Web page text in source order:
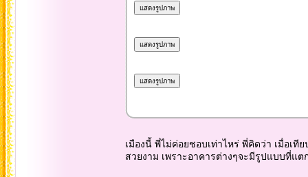
เมืองนี้ พี่ไม่ค่อยชอบเท่าไหร่ พี่คิดว่า เมื่อเ
สวยงาม เพราะอาคารต่างๆจะมีรูปแบบที่แ